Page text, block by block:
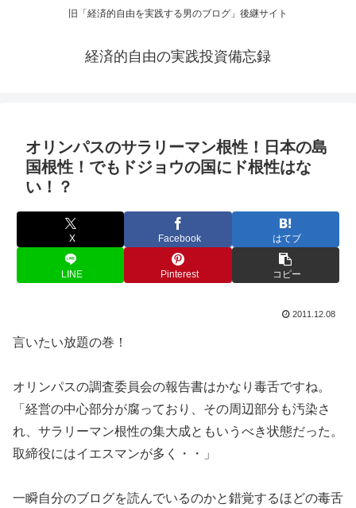
旧「経済的自由を実践する男のブログ」後継サイト
経済的自由の実践投資備忘録
オリンパスのサラリーマン根性！日本の島
国根性！でもドジョウの国にド根性はな
い！？
X Facebook はてブ
LINE Pinterest コピー
2011.12.08
言いたい放題の巻！
オリンパスの調査委員会の報告書はかなり毒舌ですね。
「経営の中心部分が腐っており、その周辺部分も汚染さ
れ、サラリーマン根性の集大成ともいうべき状態だった。
取締役にはイエスマンが多く・・」
一瞬自分のブログを読んでいるのかと錯覚するほどの毒舌